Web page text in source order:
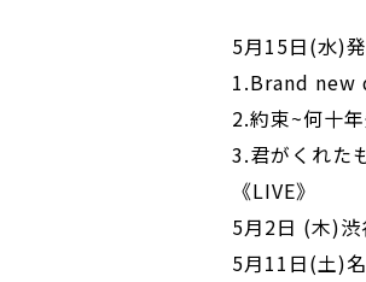
5月15日(水)
1.Brand new
2.約束~何十
3.君がくれた
《LIVE》
5月2日 (木)渋
5月11日(土)